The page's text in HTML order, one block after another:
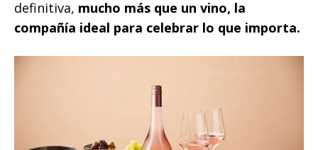
definitiva, mucho más que un vino, la
compañía ideal para celebrar lo que importa.